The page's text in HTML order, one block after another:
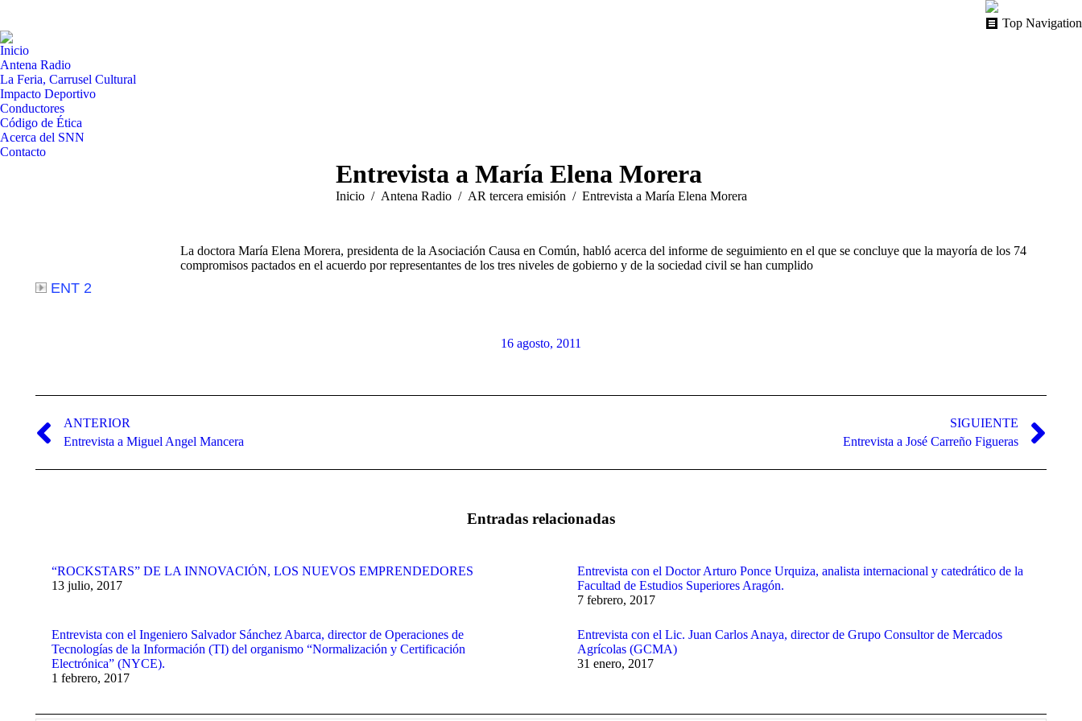
Top Navigation
Inicio
Antena Radio
La Feria, Carrusel Cultural
Impacto Deportivo
Conductores
Código de Ética
Acerca del SNN
Contacto
Entrevista a María Elena Morera
Estás aquí:
Inicio Antena Radio AR tercera emisión Entrevista a María Elena Morera
La doctora María Elena Morera, presidenta de la Asociación Causa en Común, habló acerca del informe de seguimiento en el que se concluye que la mayoría de los 74
compromisos pactados en el acuerdo por representantes de los tres niveles de gobierno y de la sociedad civil se han cumplido
ENT 2
16 agosto, 2011
entre
publicaciones
ANTERIOR
Publicación
Entrevista a Miguel Angel Mancera
SIGUIENTE
Entrevista a José Carreño Figueras
Entradas relacionadas
“ROCKSTARS” DE LA INNOVACIÓN, LOS NUEVOS EMPRENDEDORES
13 julio, 2017
Entrevista con el Doctor Arturo Ponce Urquiza, analista internacional y catedrático de la
Facultad de Estudios Superiores Aragón.
7 febrero, 2017
Entrevista con el Ingeniero Salvador Sánchez Abarca, director de Operaciones de
Tecnologías de la Información (TI) del organismo “Normalización y Certificación
Electrónica” (NYCE).
1 febrero, 2017
Entrevista con el Lic. Juan Carlos Anaya, director de Grupo Consultor de Mercados
Agrícolas (GCMA)
31 enero, 2017